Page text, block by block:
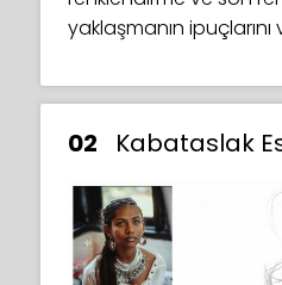
yaklaşmanın ipuçlarını
02 Kabataslak